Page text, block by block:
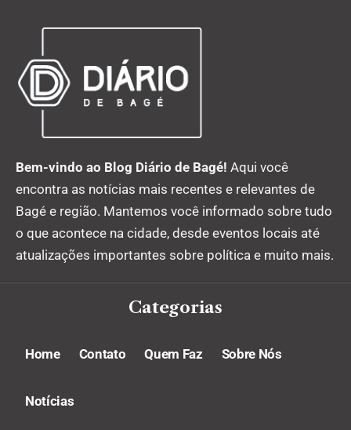
Bem-vindo ao Blog Diário de Bagé! Aqui você
encontra as notícias mais recentes e relevantes de
Bagé e região. Mantemos você informado sobre tudo
o que acontece na cidade, desde eventos locais até
atualizações importantes sobre política e muito mais.
Categorias
Home Contato Quem Faz Sobre Nós
Notícias